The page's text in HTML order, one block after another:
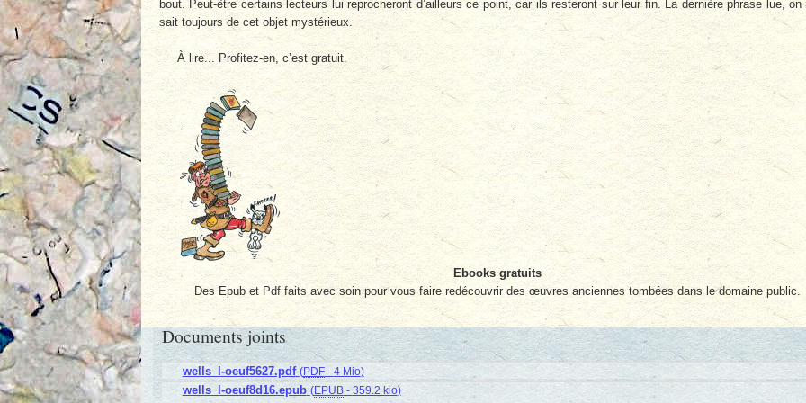
bout. Peut-être certains lecteurs lui reprocheront d’ailleurs ce point, car ils resteront sur leur fin. La dernière phrase lue, on
sait toujours de cet objet mystérieux.
À lire... Profitez-en, c’est gratuit.
Ebooks gratuits
Des Epub et Pdf faits avec soin pour vous faire redécouvrir des œuvres anciennes tombées dans le domaine public.
Documents joints
wells_l-oeuf5627.pdf (PDF- 4 Mio)
wells_l-oeuf8d16.epub (EPUB- 359.2 kio)